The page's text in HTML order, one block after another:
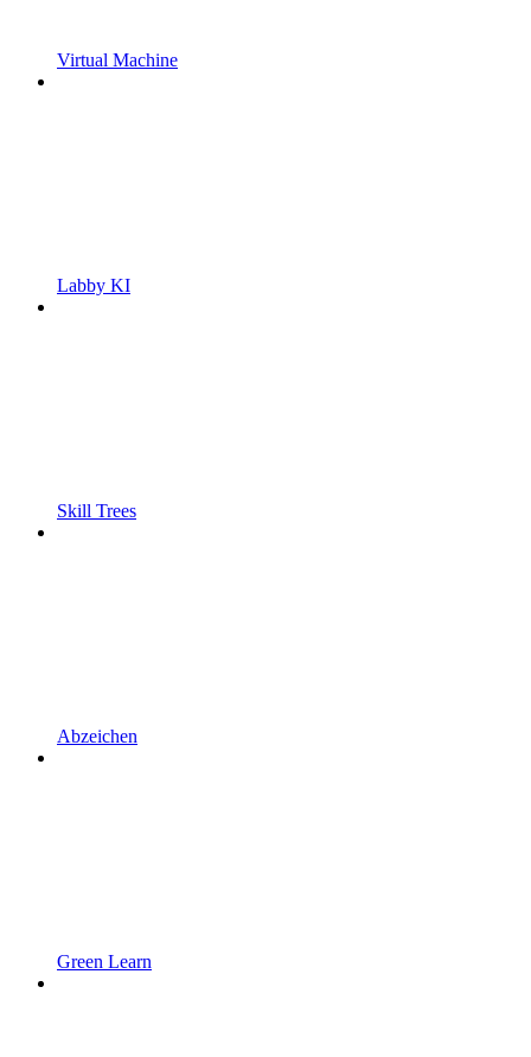
Virtual Machine
Labby KI
Skill Trees
Abzeichen
Green Learn